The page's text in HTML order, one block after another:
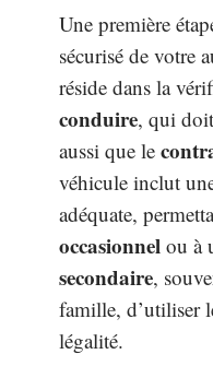
Une première
sécurisé de votre
réside dans la
conduire, qui
aussi que le
véhicule inclut
adéquate,
occasionnel ou à
secondaire,
famille, d’utiliser
légalité.